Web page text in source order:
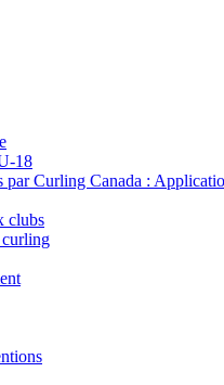
18
par Curling Canada :
clubs